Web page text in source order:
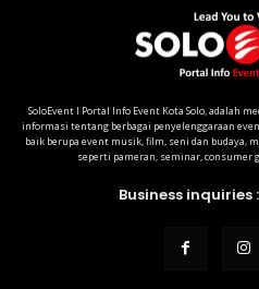
SoloEvent I Portal Info Event Kota Solo, adalah
informasi tentang berbagai penyelenggaraan
baik berupa event musik, film, seni dan budaya,
seperti pameran, seminar, consumer
Business inquiries :